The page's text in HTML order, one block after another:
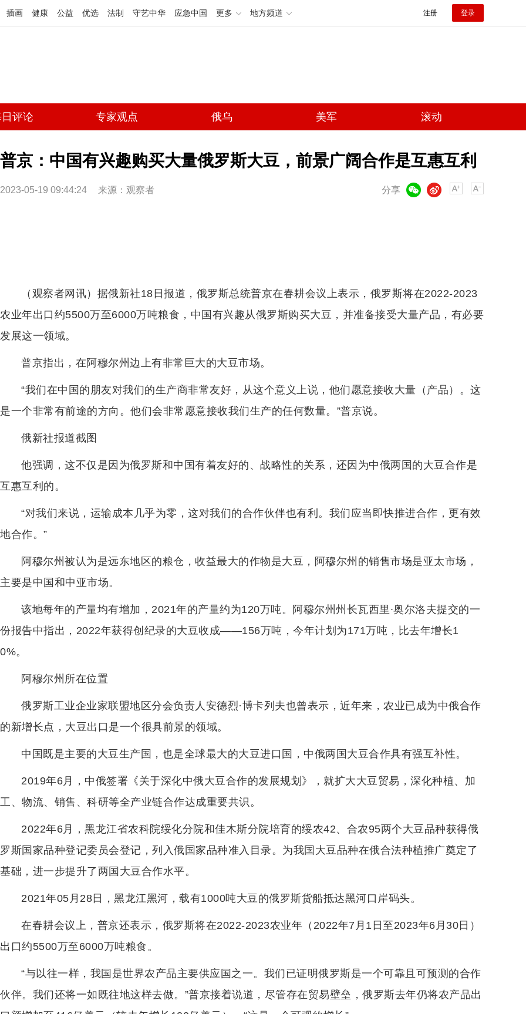
插画 健康 公益 优选 法制 守艺中华 应急中国 更多 地方频道 注册 登录
评论 专家观点 俄乌 美军 滚动
普京：中国有兴趣购买大量俄罗斯大豆，前景广阔合作是互惠互利
2023-05-19 09:44:24 来源：观察者 分享
微博
（观察者网讯）据俄新社18日报道，俄罗斯总统普京在春耕会议上表示，俄罗斯将在2022-2023
农业年出口约5500万至6000万吨粮食，中国有兴趣从俄罗斯购买大豆，并准备接受大量产品，有必要
发展这一领域。
普京指出，在阿穆尔州边上有非常巨大的大豆市场。
“我们在中国的朋友对我们的生产商非常友好，从这个意义上说，他们愿意接收大量（产品）。这
是一个非常有前途的方向。他们会非常愿意接收我们生产的任何数量。”普京说。
俄新社报道截图
他强调，这不仅是因为俄罗斯和中国有着友好的、战略性的关系，还因为中俄两国的大豆合作是
互惠互利的。
“对我们来说，运输成本几乎为零，这对我们的合作伙伴也有利。我们应当即快推进合作，更有效
地合作。”
阿穆尔州被认为是远东地区的粮仓，收益最大的作物是大豆，阿穆尔州的销售市场是亚太市场，
主要是中国和中亚市场。
该地每年的产量均有增加，2021年的产量约为120万吨。阿穆尔州州长瓦西里∙奥尔洛夫提交的一
份报告中指出，2022年获得创纪录的大豆收成——156万吨，今年计划为171万吨，比去年增长1
0%。
阿穆尔州所在位置
俄罗斯工业企业家联盟地区分会负责人安德烈·博卡列夫也曾表示，近年来，农业已成为中俄合作
的新增长点，大豆出口是一个很具前景的领域。
中国既是主要的大豆生产国，也是全球最大的大豆进口国，中俄两国大豆合作具有强互补性。
2019年6月，中俄签署《关于深化中俄大豆合作的发展规划》，就扩大大豆贸易，深化种植、加
工、物流、销售、科研等全产业链合作达成重要共识。
2022年6月，黑龙江省农科院绥化分院和佳木斯分院培育的绥农42、合农95两个大豆品种获得俄
罗斯国家品种登记委员会登记，列入俄国家品种准入目录。为我国大豆品种在俄合法种植推广奠定了
基础，进一步提升了两国大豆合作水平。
2021年05月28日，黑龙江黑河，载有1000吨大豆的俄罗斯货船抵达黑河口岸码头。
在春耕会议上，普京还表示，俄罗斯将在2022-2023农业年（2022年7月1日至2023年6月30日）
出口约5500万至6000万吨粮食。
“与以往一样，我国是世界农产品主要供应国之一。我们已证明俄罗斯是一个可靠且可预测的合作
伙伴。我们还将一如既往地这样去做。”普京接着说道，尽管存在贸易壁垒，俄罗斯去年仍将农产品出